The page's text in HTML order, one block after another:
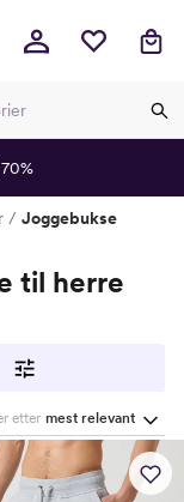
Joggebukse
til herre
etter mest relevant